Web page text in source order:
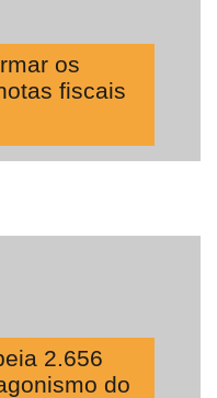
os
fiscais
2.656
do